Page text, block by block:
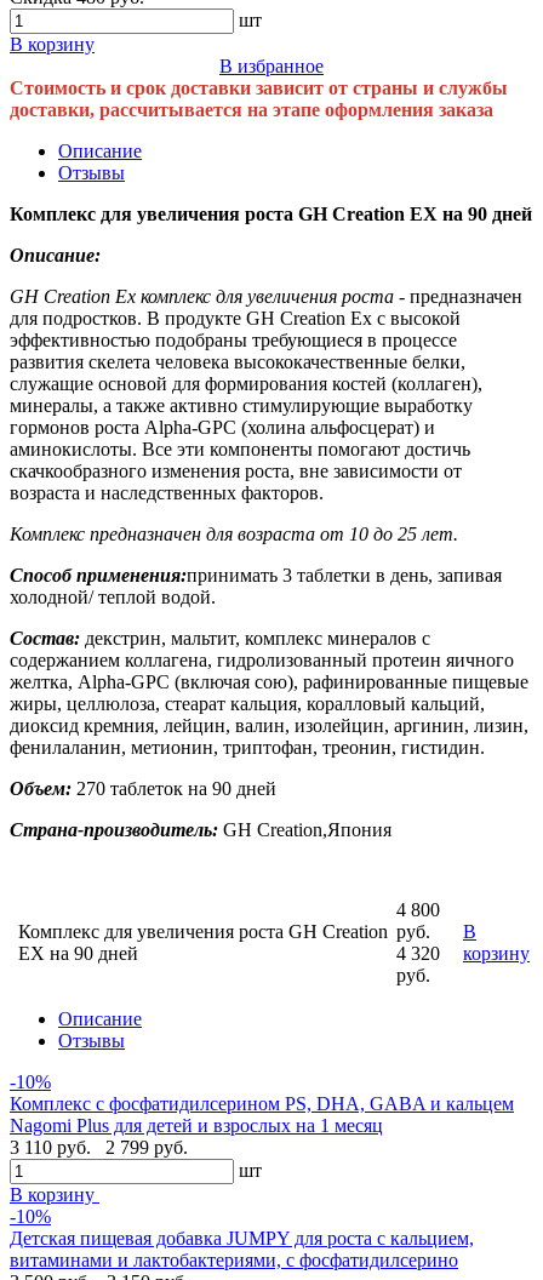
шт
В корзину
В избранное
Стоимость и срок доставки зависит от страны и службы
доставки, рассчитывается на этапе оформления заказа
Описание
Отзывы
Комплекс для увеличения роста GH Creation EX на 90 дней
Описание:
GH Creation Ex комплекс для увеличения роста - предназначен
для подростков. В продукте GH Creation Ex с высокой
эффективностью подобраны требующиеся в процессе
развития скелета человека высококачественные белки,
служащие основой для формирования костей (коллаген),
минералы, а также активно стимулирующие выработку
гормонов роста Alpha-GPC (холина альфосцерат) и
аминокислоты. Все эти компоненты помогают достичь
скачкообразного изменения роста, вне зависимости от
возраста и наследственных факторов.
Комплекс предназначен для возраста от 10 до 25 лет.
Способ применения:принимать 3 таблетки в день, запивая
холодной/ теплой водой.
Состав: декстрин, мальтит, комплекс минералов с
содержанием коллагена, гидролизованный протеин яичного
желтка, Alpha-GPC (включая сою), рафинированные пищевые
жиры, целлюлоза, стеарат кальция, коралловый кальций,
диоксид кремния, лейцин, валин, изолейцин, аргинин, лизин,
фенилаланин, метионин, триптофан, треонин, гистидин.
Объем: 270 таблеток на 90 дней
Страна-производитель: GH Creation,Япония
Комплекс для увеличения роста GH Creation
EX на 90 дней
4 800
руб.
4 320
руб.
В
корзину
Описание
Отзывы
-10%
Комплекс с фосфатидилсерином PS, DHA, GABA и кальцем
Nagomi Plus для детей и взрослых на 1 месяц
3 110 руб.
2 799 руб.
шт
В корзину
-10%
Детская пищевая добавка JUMPY для роста с кальцием,
витаминами и лактобактериями, с фосфатидилсерино